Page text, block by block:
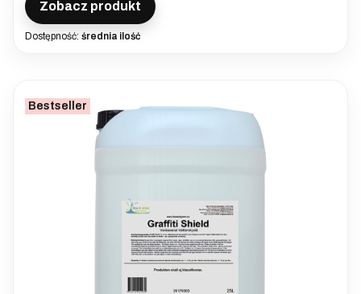
Zobacz produkt
Dostępność: średnia ilość
Bestseller